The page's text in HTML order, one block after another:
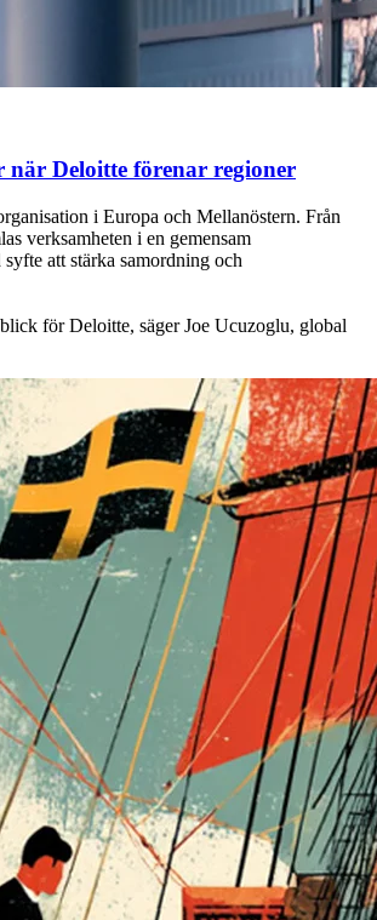
Deloitte förenar regioner
i Europa och Mellanöstern. Från
verksamheten i en gemensam
att stärka samordning och
för Deloitte, säger Joe Ucuzoglu, global